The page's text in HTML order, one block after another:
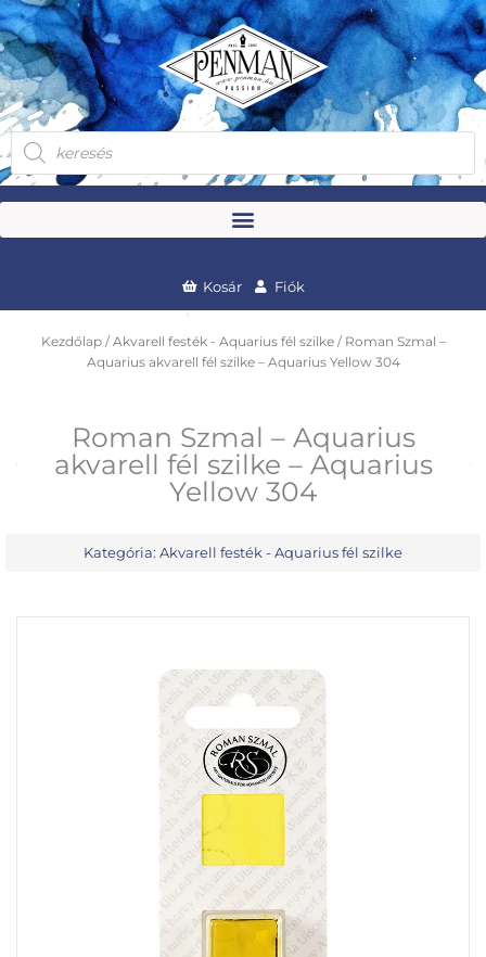
Skip
to
content
Products
search
Kosár Fiók
Kezdőlap/Akvarell festék - Aquarius fél szilke/ Roman Szmal –
Aquarius akvarell fél szilke – Aquarius Yellow 304
Roman Szmal – Aquarius
akvarell fél szilke – Aquarius
Yellow 304
Kategória: Akvarell festék - Aquarius fél szilke